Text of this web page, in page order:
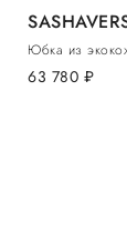
Юбка из
63 780 руб.